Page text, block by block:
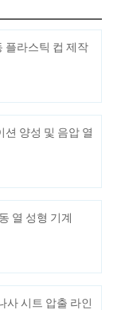
플라스틱 컵 제작
션 양성 및 음압 열
열 성형 기계
사 시트 압출 라인